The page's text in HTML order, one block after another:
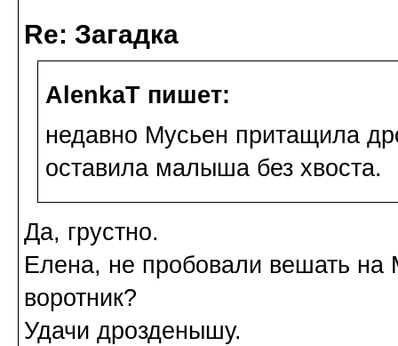
Re: Загадка
AlenkaT пишет:
недавно Мусьен притащила
оставила малыша без хвоста.
Да, грустно.
Елена, не пробовали вешать на
воротник?
Удачи дрозденышу.